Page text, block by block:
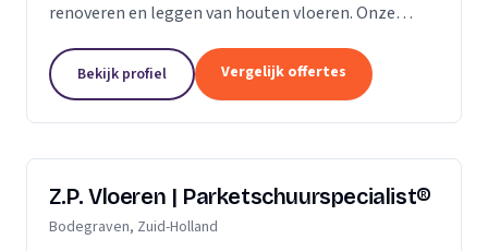
renoveren en leggen van houten vloeren. Onze
jaren leveren. Of het gaat om een nieuwe vloer of
een...
Bekijk profiel Vergelijk offertes
Z.P. Vloeren | Parketschuurspecialist®
Bodegraven, Zuid-Holland